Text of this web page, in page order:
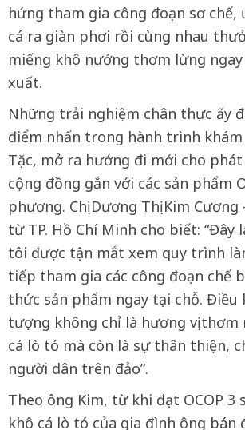
hứng tham gia công đoạn sơ chế,
cá ra giàn phơi rồi cùng nhau
miếng khô nướng thơm lừng
xuất.
Những trải nghiệm chân thực ấy
điểm nhấn trong hành trình khám
Tặc, mở ra hướng đi mới cho
cộng đồng gắn với các sản phẩm
phương. Chị Dương Thị Kim
từ TP. Hồ Chí Minh cho biết: “Đây
tôi được tận mắt xem quy trình
tiếp tham gia các công đoạn chế
thức sản phẩm ngay tại chỗ. Điều
tượng không chỉ là hương vị thơm
cá lò tó mà còn là sự thân thiện,
người dân trên đảo”.
Theo ông Kim, từ khi đạt OCOP 3
khô cá lò tó của gia đình ông bán